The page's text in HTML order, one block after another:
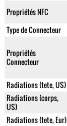
Propriétés NFC
Type de Connecteur
Propriétés
Connecteur
Radiations (tete, US)
Radiations (corps,
US)
Radiations (tete, Eur)